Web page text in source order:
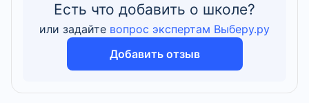
Есть что добавить о школе?
или задайте вопрос экспертам Выберу.ру
Добавить отзыв